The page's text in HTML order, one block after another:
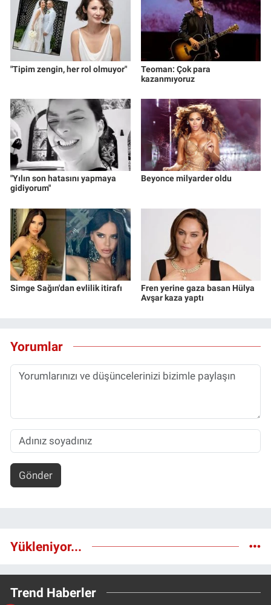
"Tipim zengin, her rol olmuyor"
Teoman: Çok para
kazanmıyoruz
"Yılın son hatasını yapmaya
gidiyorum"
Beyonce milyarder oldu
Simge Sağın'dan evlilik itirafı
Fren yerine gaza basan Hülya
Avşar kaza yaptı
Yorumlar
Gönder
Yükleniyor...
Trend Haberler